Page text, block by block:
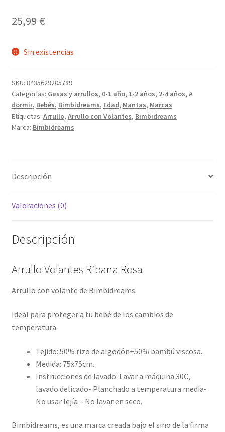
25,99 €
Sin existencias
SKU: 8435629205789
Categorías: Gasas y arrullos, 0-1 año, 1-2 años, 2-4 años, A
dormir, Bebés, Bimbidreams, Edad, Mantas, Marcas
Etiquetas: Arrullo, Arrullo con Volantes, Bimbidreams
Marca: Bimbidreams
Descripción
Valoraciones (0)
Descripción
Arrullo Volantes Ribana Rosa
Arrullo con volante de Bimbidreams.
Ideal para proteger a tu bebé de los cambios de
temperatura.
Tejido: 50% rizo de algodón+50% bambú viscosa.
Medida: 75x75cm.
Instrucciones de lavado: Lavar a máquina 30C,
lavado delicado- Planchado a temperatura media-
No usar lejía – No lavar en seco.
Bimbidreams, es una marca creada bajo el sino de la firma